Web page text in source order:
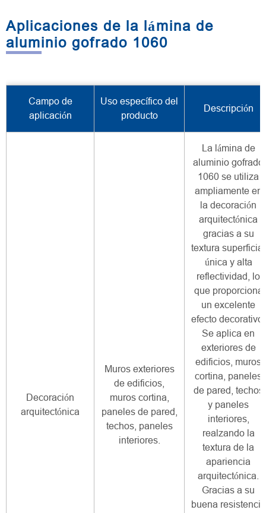
Aplicaciones de la lámina de
aluminio gofrado 1060
Campo de
aplicación
Uso específico del
producto
Descripción
Decoración
arquitectónica
Muros exteriores
de edificios,
muros cortina,
paneles de pared,
techos, paneles
interiores.
La lámina de
aluminio gofrado
1060 se utiliza
ampliamente en
la decoración
arquitectónica
gracias a su
textura superficial
única y alta
reflectividad, lo
que proporciona
un excelente
efecto decorativo.
Se aplica en
exteriores de
edificios, muros
cortina, paneles
de pared, techos
y paneles
interiores,
realzando la
textura de la
apariencia
arquitectónica.
Gracias a su
buena resistencia